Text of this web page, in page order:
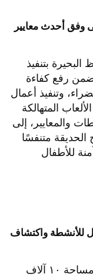
أحدث معايير
بتنفيذ
رفع كفاءة
وتنفيذ أعمال
المتهالكة
والمعايير، إلى
متنفسًا
للأطفال
للأنشطة واكتشاف
والمقام على مساحة ١٠ آلاف